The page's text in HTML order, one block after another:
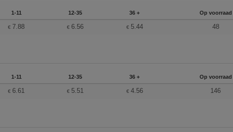
1-11 12-35 36 + Op voorraad
€ 7.88 €6.56 € 5.44 48
1-11 12-35 36 + Op voorraad
€6.61 € 5.51 € 4.56 146